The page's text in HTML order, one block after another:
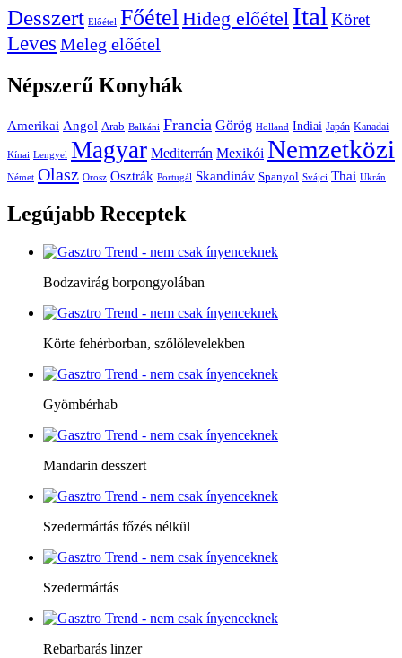
Desszert Előétel Főétel Hideg előétel Ital Köret
Leves Meleg előétel
Népszerű Konyhák
Amerikai Angol Arab Balkáni Francia Görög Holland Indiai Japán Kanadai
Kínai Lengyel Magyar Mediterrán Mexikói Nemzetközi
Német Olasz Orosz Osztrák Portugál Skandináv Spanyol Svájci Thai Ukrán
Legújabb Receptek
Bodzavirág borpongyolában
Körte fehérborban, szőlőlevelekben
Gyömbérhab
Mandarin desszert
Szedermártás főzés nélkül
Szedermártás
Rebarbarás linzer